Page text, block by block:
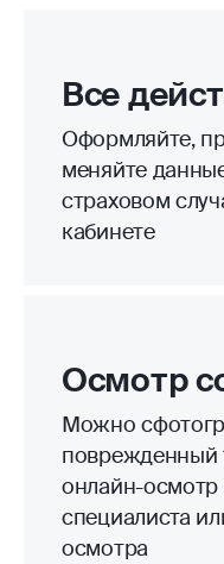
Все
Оформляйте,
меняйте
страховом
кабинете
Осмотр
Можно
поврежденный
онлайн-
специалиста
осмотра